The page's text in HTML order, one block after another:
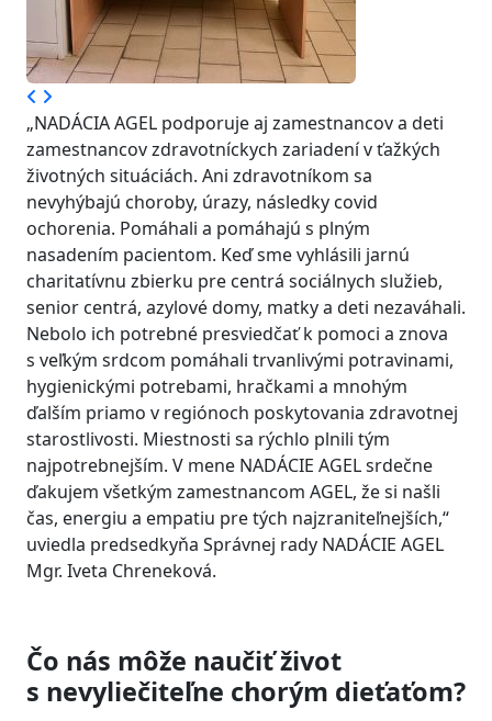
„NADÁCIA AGEL podporuje aj zamestnancov a deti
zamestnancov zdravotníckych zariadení v ťažkých
životných situáciách. Ani zdravotníkom sa
nevyhýbajú choroby, úrazy, následky covid
ochorenia. Pomáhali a pomáhajú s plným
nasadením pacientom. Keď sme vyhlásili jarnú
charitatívnu zbierku pre centrá sociálnych služieb,
senior centrá, azylové domy, matky a deti nezaváhali.
Nebolo ich potrebné presviedčať k pomoci a znova
s veľkým srdcom pomáhali trvanlivými potravinami,
hygienickými potrebami, hračkami a mnohým
ďalším priamo v regiónoch poskytovania zdravotnej
starostlivosti. Miestnosti sa rýchlo plnili tým
najpotrebnejším. V mene NADÁCIE AGEL srdečne
ďakujem všetkým zamestnancom AGEL, že si našli
čas, energiu a empatiu pre tých najzraniteľnejších,“
uviedla predsedkyňa Správnej rady NADÁCIE AGEL
Mgr. Iveta Chreneková.
Čo nás môže naučiť život
s nevyliečiteľne chorým dieťaťom?